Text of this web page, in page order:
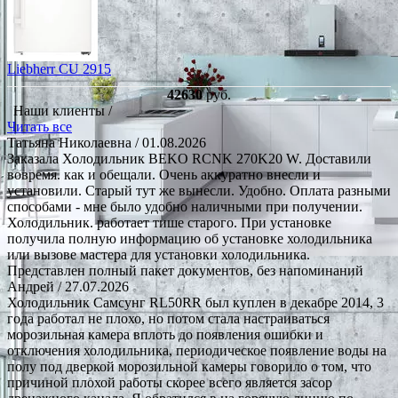
Liebherr CU 2915
42630руб.
Наши клиенты /
Читать все
Татьяна Николаевна / 01.08.2026
Заказала Холодильник BEKO RCNK 270K20 W. Доставили
вовремя. как и обещали. Очень аккуратно внесли и
установили. Старый тут же вынесли. Удобно. Оплата разными
способами - мне было удобно наличными при получении.
Холодильник. работает тише старого. При установке
получила полную информацию об установке холодильника
или вызове мастера для установки холодильника.
Представлен полный пакет документов, без напоминаний
Андрей/ 27.07.2026
Холодильник Самсунг RL50RR был куплен в декабре 2014, 3
года работал не плохо, но потом стала настраиваться
морозильная камера вплоть до появления ошибки и
отключения холодильника, периодическое появление воды на
полу под дверкой морозильной камеры говорило о том, что
причиной плохой работы скорее всего является засор